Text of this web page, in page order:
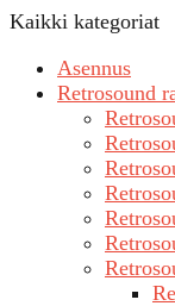
Kaikki kategoriat
Asennus
Retrosound